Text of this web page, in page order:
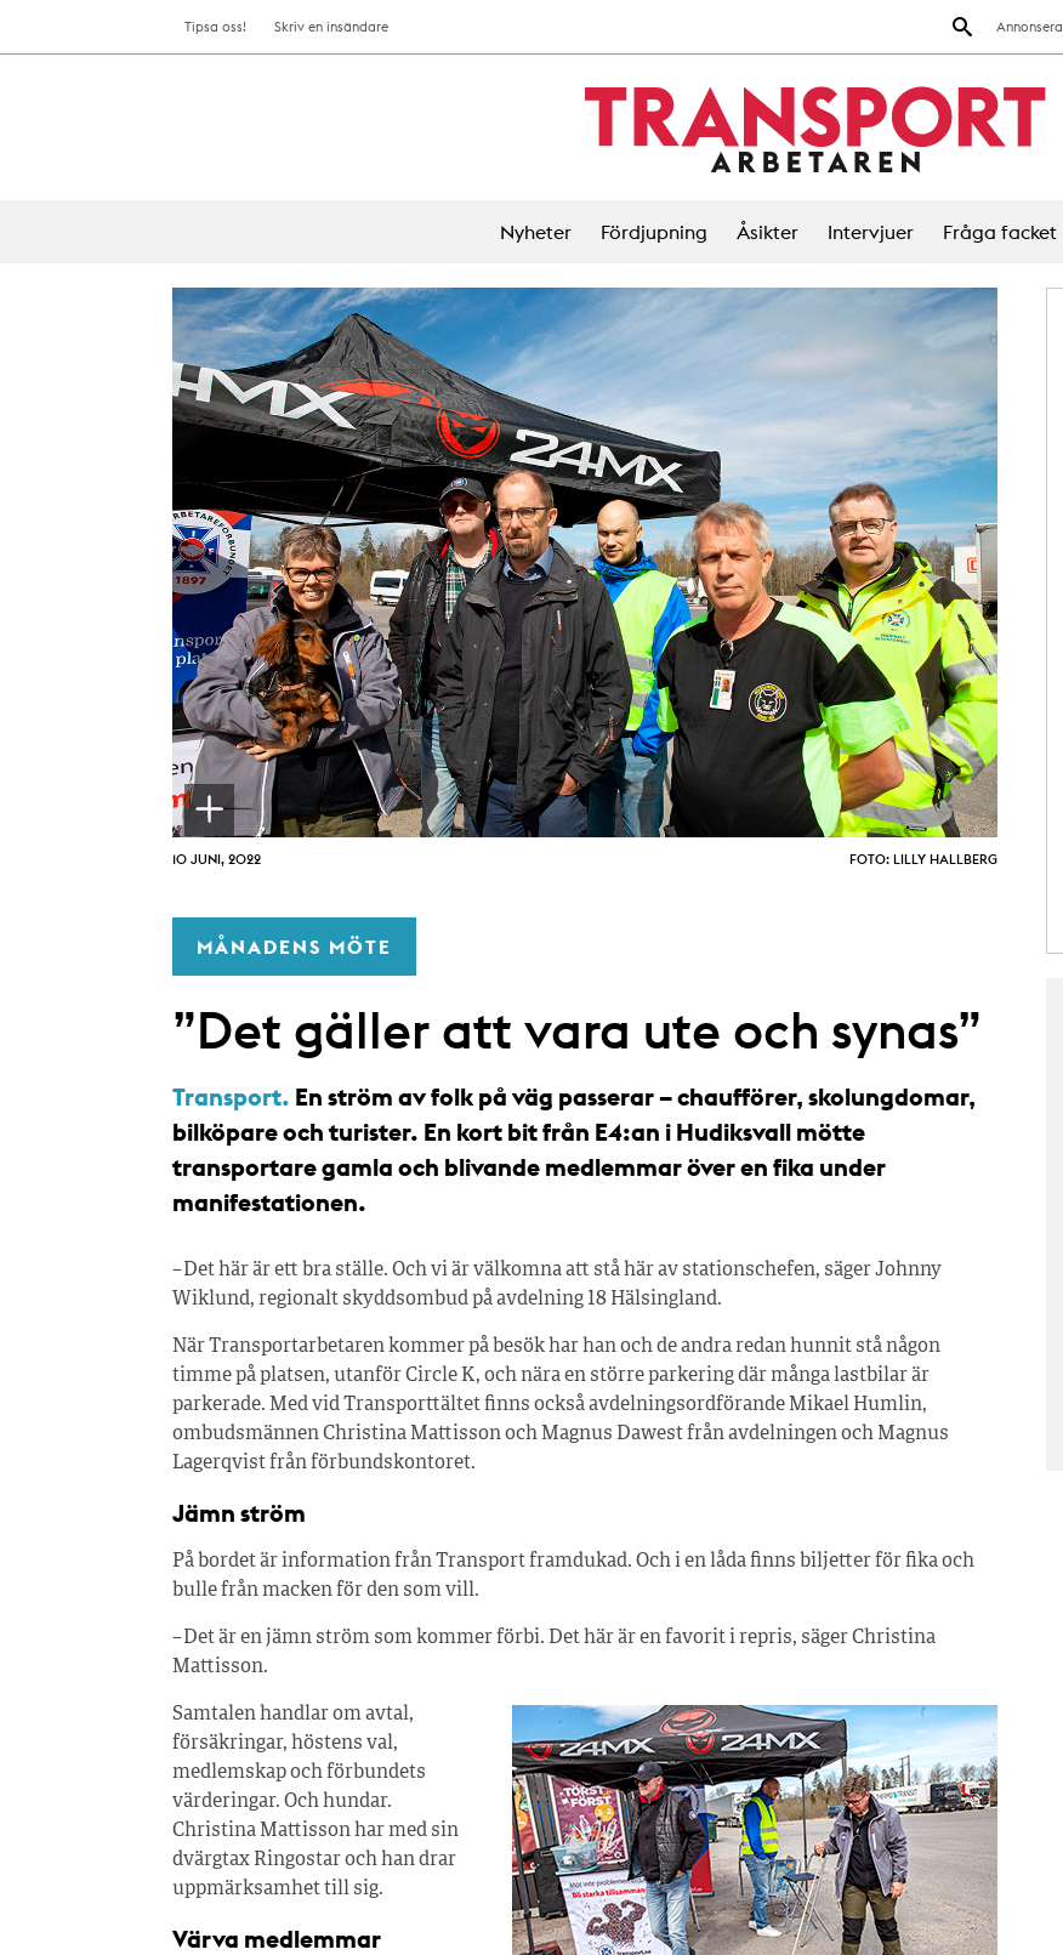
Annonsera
Tipsa oss! Skriv en insändare
Nyheter Fördjupning Åsikter Intervjuer Fråga facket
10 JUNI, 2022 FOTO: LILLY HALLBERG
MÅNADENS MÖTE
”Det gäller att vara ute och synas”
Transport. En ström av folk på väg passerar – chaufförer, skolungdomar,
bilköpare och turister. En kort bit från E4:an i Hudiksvall mötte
transportare gamla och blivande medlemmar över en fika under
manifestationen.
– Det här är ett bra ställe. Och vi är välkomna att stå här av stationschefen, säger Johnny
Wiklund, regionalt skyddsombud på avdelning 18 Hälsingland.
När Transportarbetaren kommer på besök har han och de andra redan hunnit stå någon
timme på platsen, utanför Circle K, och nära en större parkering där många lastbilar är
parkerade. Med vid Transporttältet finns också avdelningsordförande Mikael Humlin,
ombudsmännen Christina Mattisson och Magnus Dawest från avdelningen och Magnus
Lagerqvist från förbundskontoret.
Jämn ström
På bordet är information från Transport framdukad. Och i en låda finns biljetter för fika och
bulle från macken för den som vill.
– Det är en jämn ström som kommer förbi. Det här är en favorit i repris, säger Christina
Mattisson.
Samtalen handlar om avtal,
försäkringar, höstens val,
medlemskap och förbundets
värderingar. Och hundar.
Christina Mattisson har med sin
dvärgtax Ringostar och han drar
uppmärksamhet till sig.
Värva medlemmar